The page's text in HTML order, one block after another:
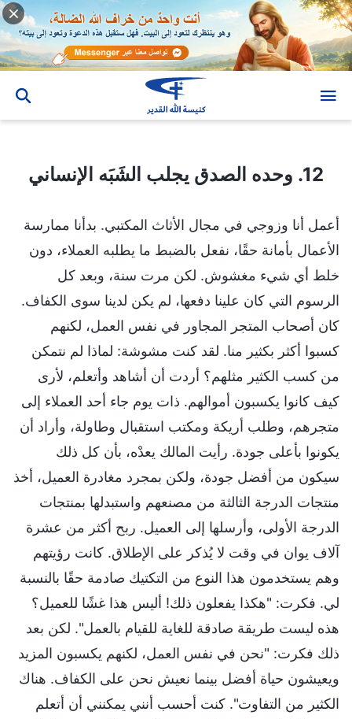
12. وحده الصدق يجلب الشَبَه الإنساني
أعمل أنا وزوجي في مجال الأثاث المكتبي. بدأنا ممارسة
الأعمال بأمانة حقًا، نفعل بالضبط ما يطلبه العملاء، دون
خلط أي شيء مغشوش. لكن مرت سنة، وبعد كل
الرسوم التي كان علينا دفعها، لم يكن لدينا سوى الكفاف.
كان أصحاب المتجر المجاور في نفس العمل، لكنهم
كسبوا أكثر بكثير منا. لقد كنت مشوشة: لماذا لم نتمكن
من كسب الكثير مثلهم؟ أردت أن أشاهد وأتعلم، لأرى
كيف كانوا يكسبون أموالهم. ذات يوم جاء أحد العملاء إلى
متجرهم، وطلب أريكة ومكتب استقبال وطاولة، وأراد أن
يكونوا بأعلى جودة. رأيت المالك يعدْه، بأن كل ذلك
سيكون من أفضل جودة، ولكن بمجرد مغادرة العميل، أخذ
منتجات الدرجة الثالثة من مصنعهم واستبدلها بمنتجات
الدرجة الأولى، وأرسلها إلى العميل. ربح أكثر من عشرة
آلاف يوان في وقت لا يُذكر على الإطلاق. كانت رؤيتهم
وهم يستخدمون هذا النوع من التكتيك صادمة حقًا بالنسبة
لي. فكرت: "هكذا يفعلون ذلك! أليس هذا غشًا للعميل؟
هذه ليست طريقة صادقة للغاية للقيام بالعمل". لكن بعد
ذلك فكرت: "نحن في نفس العمل، لكنهم يكسبون المزيد
ويعيشون حياة أفضل بينما نعيش نحن على الكفاف. هناك
الكثير من التفاوت". كنت أحسب أنني يمكنني أن أتعلم